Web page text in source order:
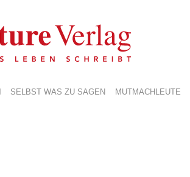
SELBST WAS ZU SAGEN MUTMACHLEUTE